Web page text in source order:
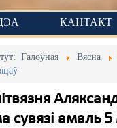
КАНТАКТ
Галоўная Вясна
сувязі амаль